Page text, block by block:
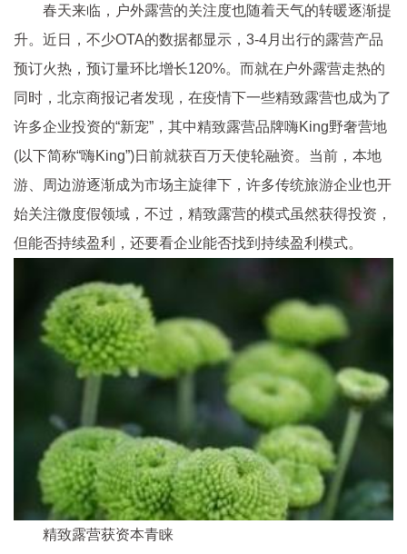
春天来临，户外露营的关注度也随着天气的转暖逐渐提
升。 近 日，不少OTA的数据都显示，3-4月出行的露营产品
预订火热，预订量环比增长120%。而就在户外露营走热的
同时，北京商报记者发现，在疫情下一些精致露营也成为了
许多企业投资的“新宠”，其中精致露营品牌嗨King野奢营地
(以下简称“嗨King”)日前就获百万天使轮融资。当前，本地
游、周边游逐渐成为市场主旋律下，许多传统旅游企业也开
始关注微度假领域，不过，精致露营的模式虽然获得投资 ，
但能否持续盈利，还要看企业能否找到持续盈利模式。
精致露营获资本青睐